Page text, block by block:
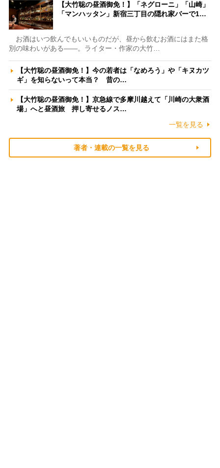
【大竹聡の昼酒御免！】「ネグローニ」「山崎」
「マンハッタン」新宿三丁目の隠れ家バーで1…
お酒はいつ飲んでもいいものだが、昼から飲むお酒にはまた格
別の味わいがある――。ライター・作家の大竹…
【大竹聡の昼酒御免！】今の若者は「なめろう」や「キヌカツ
ギ」を知らないって本当？ 昔の…
【大竹聡の昼酒御免！】京急線で多摩川越えて「川崎の大衆酒
場」へと昼酒旅 押し寄せるノス…
一覧を見る
著者・連載の一覧を見る